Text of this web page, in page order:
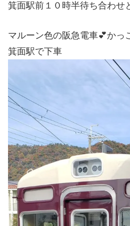
箕面駅前１０時半待ち合わせ
マルーン色の阪急電車💕かっ
箕面駅で下車